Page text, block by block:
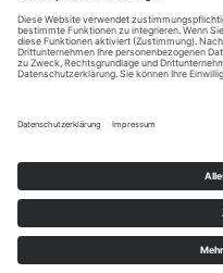
0174-1632056
Oder schreibe
info@malyga-
Malyga Office